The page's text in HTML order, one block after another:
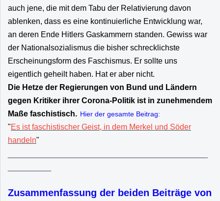
auch jene, die mit dem Tabu der Relativierung davon
ablenken, dass es eine kontinuierliche Entwicklung war,
an deren Ende Hitlers Gaskammern standen. Gewiss war
der Nationalsozialismus die bisher schrecklichste
Erscheinungsform des Faschismus. Er sollte uns
eigentlich geheilt haben. Hat er aber nicht.
Die Hetze der Regierungen von Bund und Ländern
gegen Kritiker ihrer Corona-Politik ist in zunehmendem
Maße faschistisch. Hier der gesamte Beitrag:
"Es ist faschistischer Geist, in dem Merkel und Söder
handeln"
Zusammenfassung der beiden Beiträge von